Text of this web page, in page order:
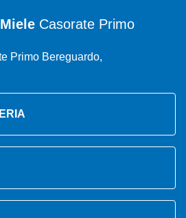
Miele Casorate Primo
Primo Bereguardo,